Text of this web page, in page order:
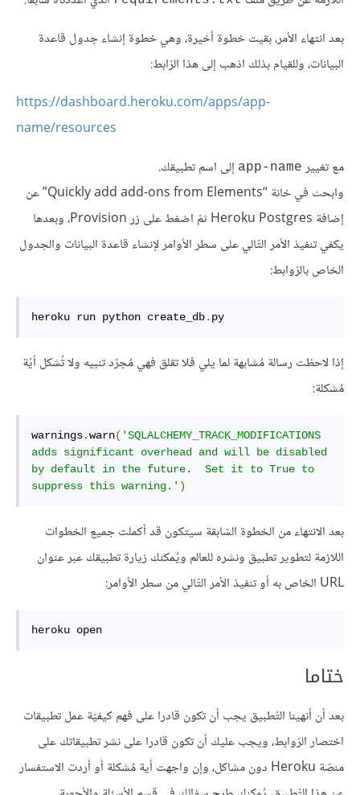
بعد انتهاء الأمر، بقيت خطوة أخيرة، وهي خطوة إنشاء جدول قاعدة
البيانات، وللقيام بذلك اذهب إلى هذا الرّابط:
https://dashboard.heroku.com/apps/app-
name/resources
مع تغيير app-name إلى اسم تطبيقك.
وابحث في خانة “Quickly add add-ons from Elements” عن
إضافة Heroku Postgres ثمّ اضغط على زر Provision، وبعدها
يكفي تنفيذ الأمر التّالي على سطر الأوامر لإنشاء قاعدة البيانات والجدول
الخاص بالرّوابط:
heroku run python create_db. py
إذا لاحظت رسالة مُشابهة لما يلي فلا تقلق فهي مُجرّد تنبيه ولا تُشكل أيّة
مُشكلة:
warnings.warn( 'SQLALCHEMY_TRACK_MODIFICATIONS
adds significant overhead and will be disabled
by default in the future.  Set it to True to
suppress this warning.' )
بعد الانتهاء من الخطوة السّابقة سيتكون قد أكملت جميع الخطوات
اللازمة لتطوير تطبيق ونشره للعالم ويُمكنك زيارة تطبيقك عبر عنوان
URL الخاص به أو تنفيذ الأمر التّالي من سطر الأوامر:
heroku open
ختاما
بعد أن أنهينا التّطبيق يجب أن تكون قادرا على فهم كيفيّة عمل تطبيقات
اختصار الرّوابط، ويجب عليك أن تكون قادرا على نشر تطبيقاتك على
منصّة Heroku دون مشاكل، وإن واجهت أية مُشكلة أو أردت الاستفسار